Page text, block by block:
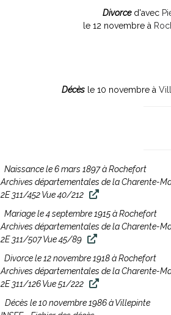
Divorced'avec
le 12 novembre à
Décès le 10 novembre à
Naissance le 6 mars 1897 à Rochefort
Archives départementales de la Charente-
2E 311/452 Vue 40/212
Mariage le 4 septembre 1915 à Rochefort
Archives départementales de la Charente-
2E 311/507 Vue 45/89
Divorce le 12 novembre 1918 à Rochefort
Archives départementales de la Charente-
2E 311/126 Vue 51/222
Décès le 10 novembre 1986 à Villepinte